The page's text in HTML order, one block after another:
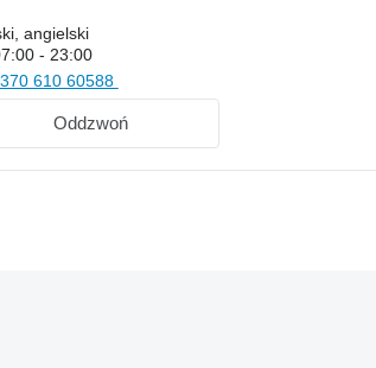
angielski
- 23:00
610 60588
Oddzwoń